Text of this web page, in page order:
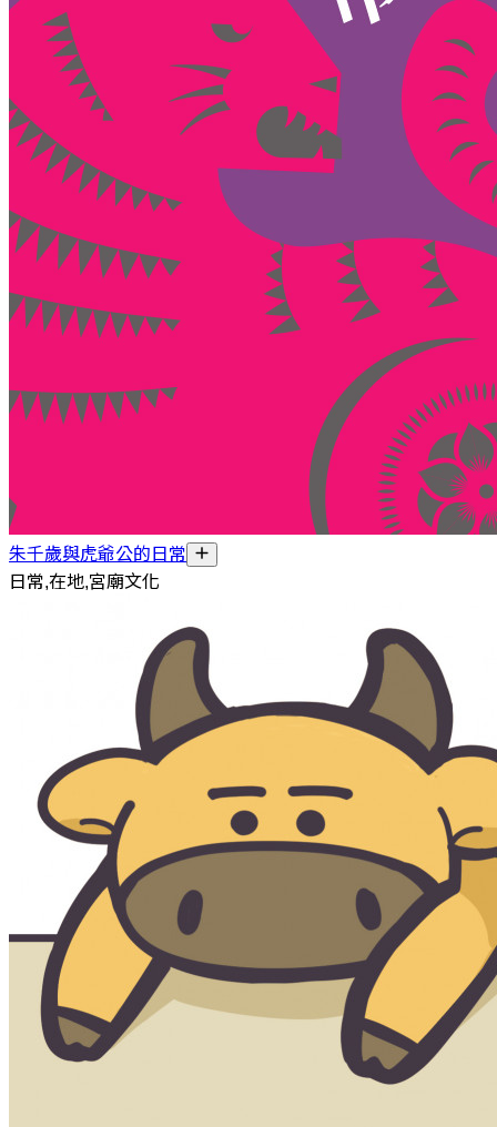
朱千歲與虎爺公的日常
日常,在地,宮廟文化